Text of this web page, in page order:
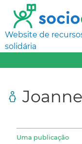
Website de
solidária
Uma publicação